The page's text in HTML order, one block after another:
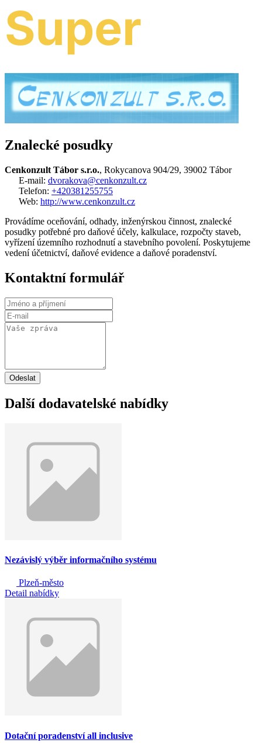
Znalecké posudky
Cenkonzult Tábor s.r.o., Rokycanova 904/29, 39002 Tábor
E-mail: dvorakova@cenkonzult.cz
Telefon: +420381255755
Web: http://www.cenkonzult.cz
Provádíme oceňování, odhady, inženýrskou činnost, znalecké
posudky potřebné pro daňové účely, kalkulace, rozpočty staveb,
vyřízení územního rozhodnutí a stavebního povolení. Poskytujeme
vedení účetnictví, daňové evidence a daňové poradenství.
Kontaktní formulář
Odeslat
Další dodavatelské nabídky
Nezávislý výběr informačního systému
Plzeň-město
Detail nabídky
Dotační poradenství all inclusive